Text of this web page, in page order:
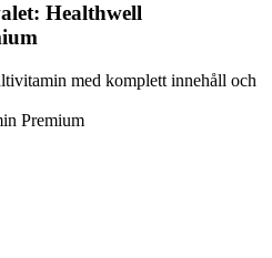
Healthwell
med komplett innehåll och